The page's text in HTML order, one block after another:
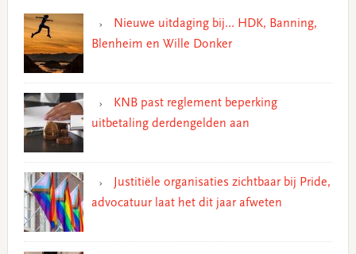
Nieuwe uitdaging bij… HDK, Banning,
Blenheim en Wille Donker
KNB past reglement beperking
uitbetaling derdengelden aan
Justitiële organisaties zichtbaar bij Pride,
advocatuur laat het dit jaar afweten